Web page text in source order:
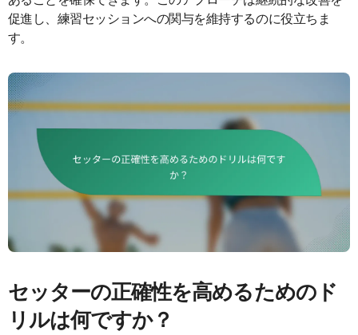
促進し、練習セッションへの関与を維持するのに役立ちま
す。
セッターの正確性を高めるためのド
リルは何ですか？